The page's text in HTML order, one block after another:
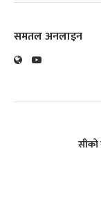
समतल अनलाइन
सीको